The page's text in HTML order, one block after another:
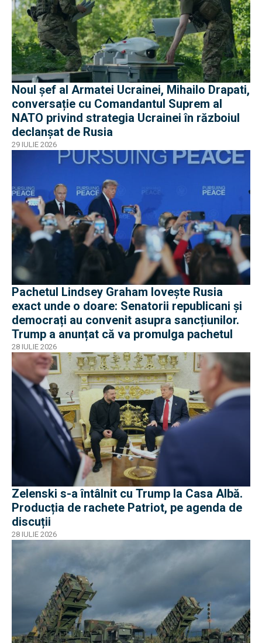
Noul șef al Armatei Ucrainei, Mihailo Drapati,
conversație cu Comandantul Suprem al
NATO privind strategia Ucrainei în războiul
declanșat de Rusia
29 IULIE 2026
Pachetul Lindsey Graham lovește Rusia
exact unde o doare: Senatorii republicani și
democrați au convenit asupra sancțiunilor.
Trump a anunțat că va promulga pachetul
28 IULIE 2026
Zelenski s-a întâlnit cu Trump la Casa Albă.
Producția de rachete Patriot, pe agenda de
discuții
28 IULIE 2026